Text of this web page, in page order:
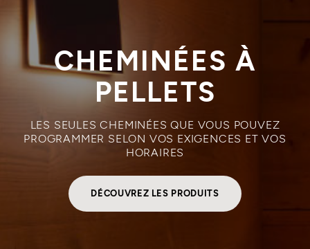
CHEMINÉES À
PELLETS
LES SEULES CHEMINÉES QUE VOUS POUVEZ
PROGRAMMER SELON VOS EXIGENCES ET VOS
HORAIRES
DÉCOUVREZ LES PRODUITS